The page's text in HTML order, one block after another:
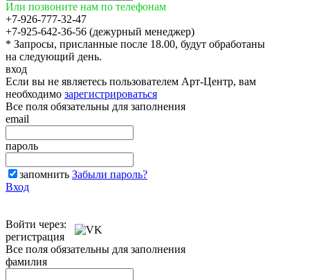
Или позвоните нам по телефонам
+7-926-777-32-47
+7-925-642-36-56 (дежурный менеджер)
* Запросы, присланные после 18.00, будут обработаны
на следующий день.
вход
Если вы не являетесь пользователем Арт-Центр, вам
необходимо зарегистрироваться
Все поля обязательны для заполнения
email
пароль
запомнить Забыли пароль?
Вход
Войти через:
регистрация
Все поля обязательны для заполнения
фамилия